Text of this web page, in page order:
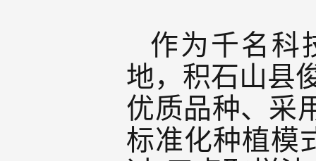
作为千名科
地，积石山县
优质品种、采
标准化种植模